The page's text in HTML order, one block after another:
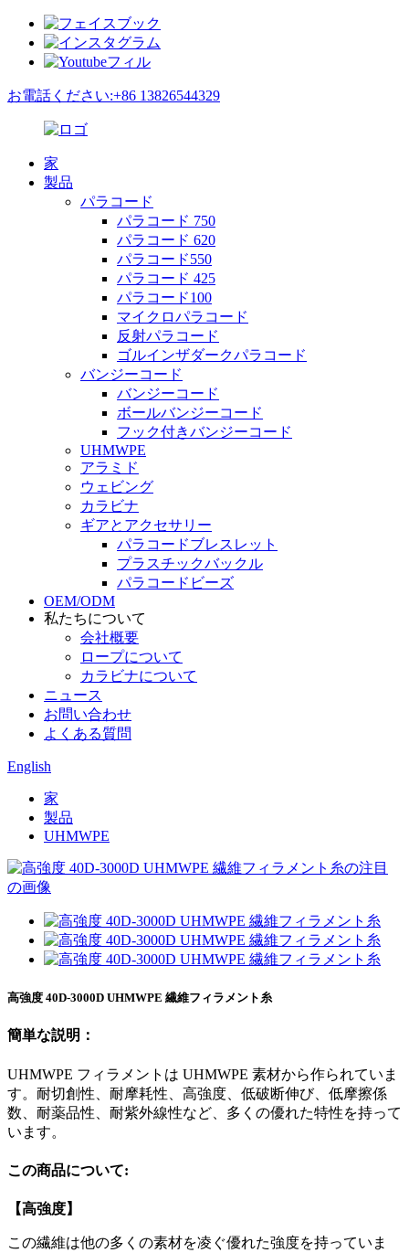
お電話ください:+86 13826544329
家
製品
パラコード
パラコード 750
パラコード 620
パラコード550
パラコード 425
パラコード100
マイクロパラコード
反射パラコード
ゴルインザダークパラコード
バンジーコード
バンジーコード
ボールバンジーコード
フック付きバンジーコード
UHMWPE
アラミド
ウェビング
カラビナ
ギアとアクセサリー
パラコードブレスレット
プラスチックバックル
パラコードビーズ
OEM/ODM
私たちについて
会社概要
ロープについて
カラビナについて
ニュース
お問い合わせ
よくある質問
English
家
製品
UHMWPE
高強度 40D-3000D UHMWPE 繊維フィラメント糸
簡単な説明：
UHMWPE フィラメントは UHMWPE 素材から作られていま
す。耐切創性、耐摩耗性、高強度、低破断伸び、低摩擦係
数、耐薬品性、耐紫外線性など、多くの優れた特性を持って
います。
この商品について:
【高強度】
この繊維は他の多くの素材を凌ぐ優れた強度を持っていま